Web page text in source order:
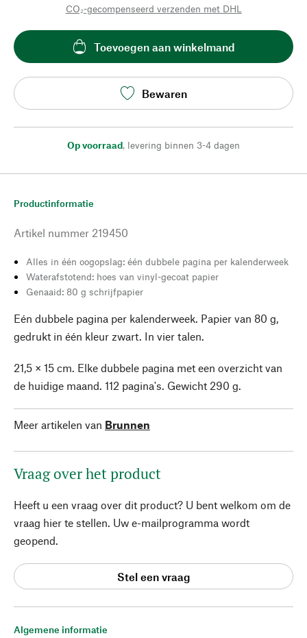
CO₂-gecompenseerd verzenden met DHL
Toevoegen aan winkelmand
Bewaren
Op voorraad, levering binnen 3-4 dagen
Algemene informatie
Productinformatie
Artikel nummer 219450
Alles in één oogopslag: één dubbele pagina per kalenderweek
Waterafstotend: hoes van vinyl-gecoat papier
Genaaid: 80 g schrijfpapier
Eén dubbele pagina per kalenderweek. Papier van 80 g,
gedrukt in één kleur zwart. In vier talen.
21,5 × 15 cm. Elke dubbele pagina met een overzicht van
de huidige maand. 112 pagina's. Gewicht 290 g.
Meer artikelen van Brunnen
Vraag over het product
Heeft u een vraag over dit product? U bent welkom om de
vraag hier te stellen. Uw e-mailprogramma wordt
geopend.
Stel een vraag